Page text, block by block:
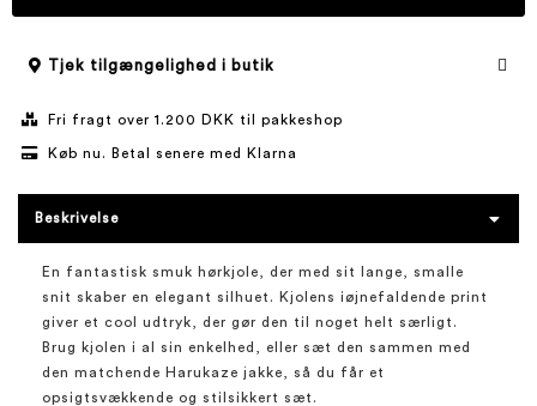
Tjek tilgængelighed i butik
Fri fragt over 1.200 DKK til pakkeshop
Køb nu. Betal senere med Klarna
Beskrivelse
En fantastisk smuk hørkjole, der med sit lange, smalle
snit skaber en elegant silhuet. Kjolens iøjnefaldende print
giver et cool udtryk, der gør den til noget helt særligt.
Brug kjolen i al sin enkelhed, eller sæt den sammen med
den matchende Harukaze jakke, så du får et
opsigtsvækkende og stilsikkert sæt.